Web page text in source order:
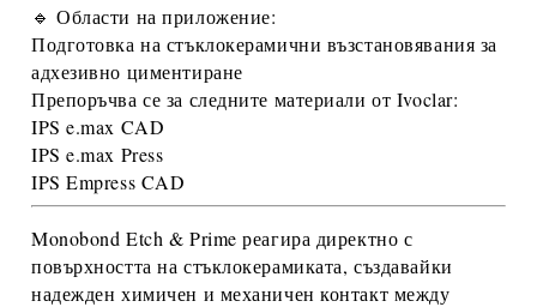
🔹 Области на приложение:
Подготовка на стъклокерамични възстановявания за
адхезивно циментиране
Препоръчва се за следните материали от Ivoclar:
IPS e.max CAD
IPS e.max Press
IPS Empress CAD
Monobond Etch & Prime реагира директно с
повърхността на стъклокерамиката, създавайки
надежден химичен и механичен контакт между